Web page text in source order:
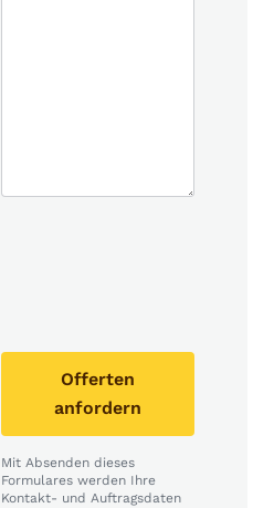
Offerten
anfordern
Mit Absenden dieses
Formulares werden Ihre
Kontakt- und Auftragsdaten